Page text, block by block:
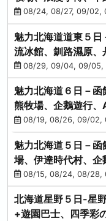
會、螃蟹懷石料理
08/24, 08/27, 09/02,
魅力北海道道東５
流冰館、釧路濕原、
到飽08/29, 09/04, 09/05,
魅力北海道６日－函
熊牧場、企鵝遊行、
蟹吃到飽
08/19, 08/26, 09/02,
魅力北海道５日－
場、伊達時代村、企
人氣NO1小丑漢堡
08/15, 08/24, 08/28,
北海道星野５日-星
+遊園巴士、四季彩